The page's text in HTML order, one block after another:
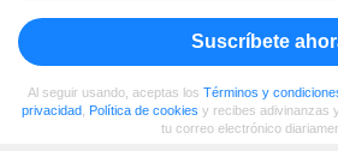
Suscríbete
Al seguir usando, aceptas los Términos y
privacidad, Política de cookies y recibes adivinanzas
tu correo electrónico